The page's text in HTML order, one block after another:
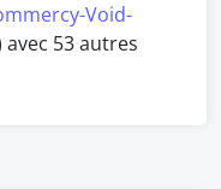
Void-
avec 53 autres